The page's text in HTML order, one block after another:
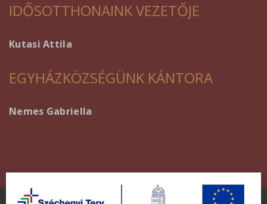
IDŐSOTTHONAINK VEZETŐJE
Kutasi Attila
EGYHÁZKÖZSÉGÜNK KÁNTORA
Nemes Gabriella